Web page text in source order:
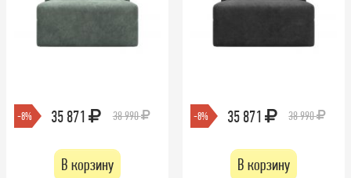
-8% 35 871 38 990
В корзину
-8% 35 871 38 990
В корзину